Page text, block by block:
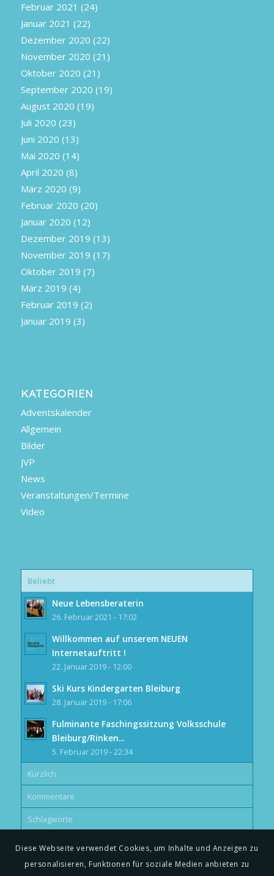
Februar 2021 (24)
Januar 2021 (22)
Dezember 2020 (22)
November 2020 (21)
Oktober 2020 (21)
September 2020 (19)
August 2020 (19)
Juli 2020 (23)
Juni 2020 (13)
Mai 2020 (14)
April 2020 (8)
März 2020 (9)
Februar 2020 (20)
Januar 2020 (12)
Dezember 2019 (13)
November 2019 (17)
Oktober 2019 (7)
März 2019 (4)
Februar 2019 (2)
Januar 2019 (3)
KATEGORIEN
Adventskalender
Allgemein
Bilder
JVP
News
Veranstaltungen/Termine
Video
Beliebt
Neue Lebensberaterin
26. Februar 2021 - 17:02
Willkommen auf unserem NEUEN
Internetauftritt !
22. Januar 2019 - 12:00
Ski Kurs Kindergarten Bleiburg
28. Januar 2019 - 17:06
Fulminante Faschingssitzung Volksschule
Bleiburg/Rinken...
5. Februar 2019 - 22:34
Kürzlich
Kommentare
Schlagworte
Diese Webseite verwendet Cookies, um Inhalte und Anzeigen zu
personalisieren, Funktionen für soziale Medien anbieten zu